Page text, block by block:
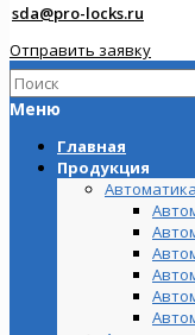
sda@pro-locks.ru
Отправить заявку
Меню
Главная
Продукция